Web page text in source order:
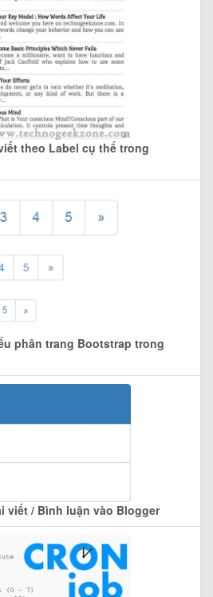
theo Label cụ thể trong
phân trang Bootstrap trong
viết / Bình luận vào Blogger